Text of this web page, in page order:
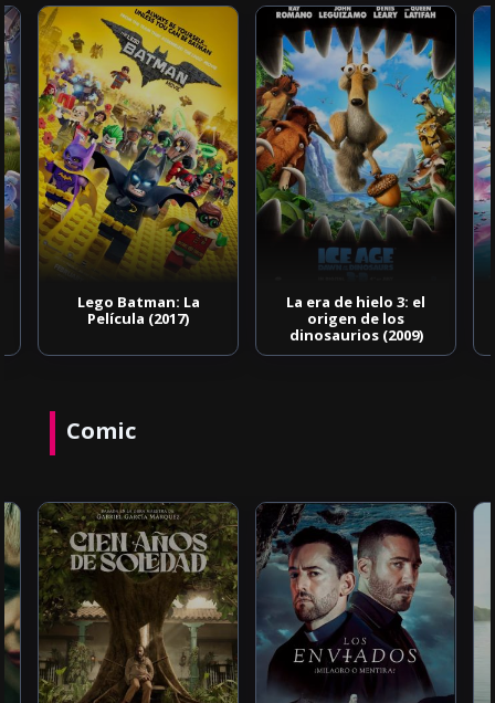
Lego Batman: La
Película (2017)
La era de hielo 3: el
origen de los
dinosaurios (2009)
Comic